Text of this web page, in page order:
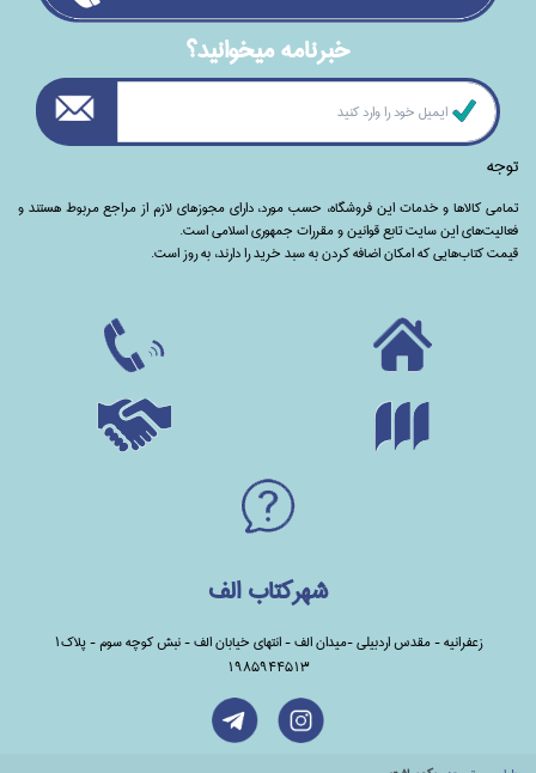
خبرنامه ميخوانيد؟
توجه
تمامی‌ کالاها و خدمات این فروشگاه، حسب مورد،‌ دارای مجوزهای لازم از مراجع مربوط هستند ‌و‌‌
فعالیت‌های این سایت تابع قوانین و مقررات جمهوری اسلامی است.
قیمت کتاب‌هایی که امکان اضافه کردن به سبد خرید را دارند،‌ به روز است.
شهرکتاب الف
زعفرانیه - مقدس اردبیلی -میدان الف - انتهای خیابان الف - نبش کوچه سوم - پلاک1
1985944513